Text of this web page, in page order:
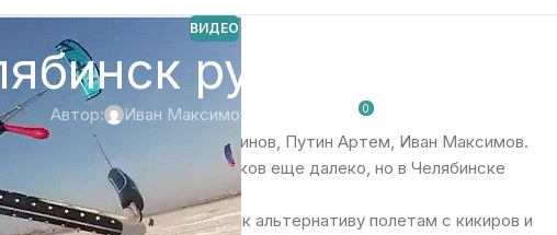
ВИДЕО
рулит! Видео
Автор: Иван Максимов 0
Катает Руслан Хайрутдинов, Путин Артем, Иван Максимов.
До серьезных трюков еще далеко, но в Челябинске
бордеры осваивают кайт как альтернативу полетам с кикиров и